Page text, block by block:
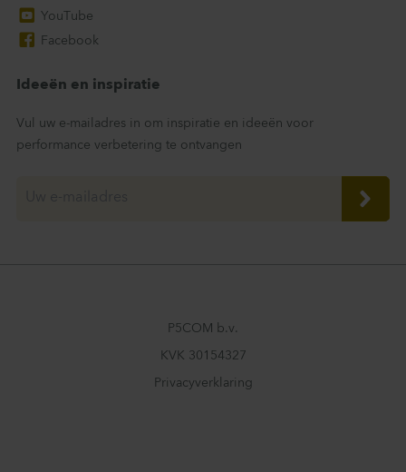
YouTube
Facebook
Ideeën en inspiratie
Vul uw e-mailadres in om inspiratie en ideeën voor
performance verbetering te ontvangen
P5COM b.v.
KVK 30154327
Privacyverklaring